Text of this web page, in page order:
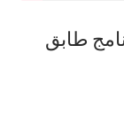
طابق